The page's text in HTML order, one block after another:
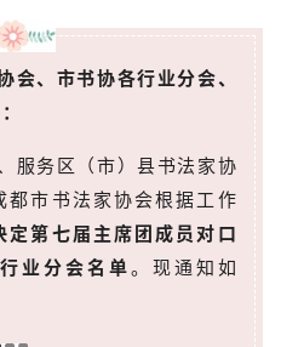
会、市书协各行业分会、
服务区（市）县书法家协
都市书法家协会根据工作
定第七届主席团成员对口
业分会名单。现通知如